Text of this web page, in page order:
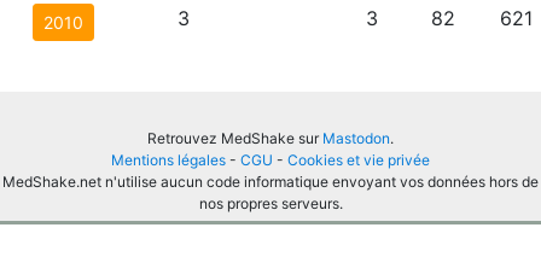
2010 3 3 82 621
Retrouvez MedShake sur Mastodon.
Mentions légales - CGU - Cookies et vie privée
MedShake.net n'utilise aucun code informatique envoyant vos données hors de
nos propres serveurs.